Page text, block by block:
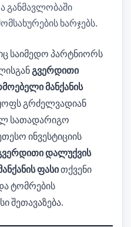
განმავლობაში
ხარჯებს.
საიმედო პარტნიორს
გვერდითი
მანქანის
გრძელვადიან
სათადარიგო
ინვესტიციის
დალუქვის
ფასითქვენი
ტომრების
შეთავაზება.